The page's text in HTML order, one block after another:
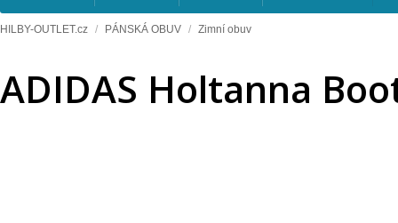
HILBY-OUTLET.cz / PÁNSKÁ OBUV / Zimní obuv
ADIDAS Holtanna